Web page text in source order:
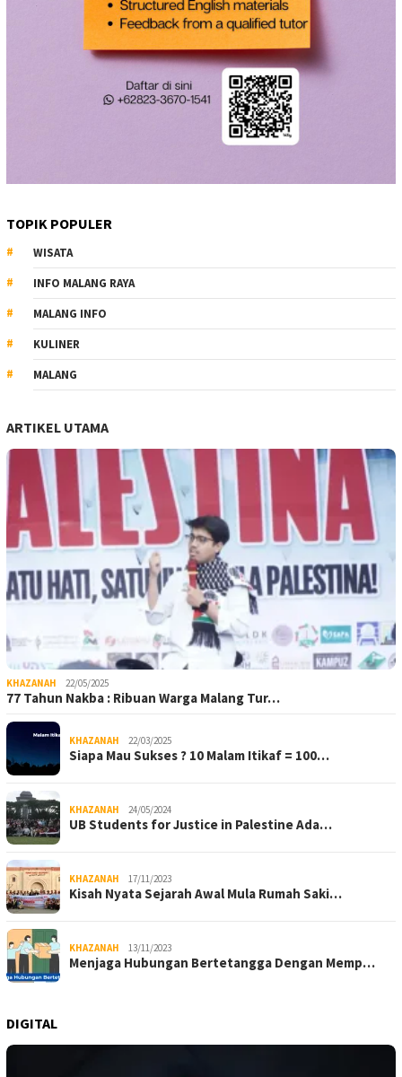
TOPIK POPULER
WISATA
INFO MALANG RAYA
MALANG INFO
KULINER
MALANG
ARTIKEL UTAMA
KHAZANAH 22/05/2025
77 Tahun Nakba : Ribuan Warga Malang Tur…
KHAZANAH 22/03/2025
Siapa Mau Sukses ? 10 Malam Itikaf = 100…
KHAZANAH 24/05/2024
UB Students for Justice in Palestine Ada…
KHAZANAH 17/11/2023
Kisah Nyata Sejarah Awal Mula Rumah Saki…
KHAZANAH 13/11/2023
Menjaga Hubungan Bertetangga Dengan Memp…
DIGITAL